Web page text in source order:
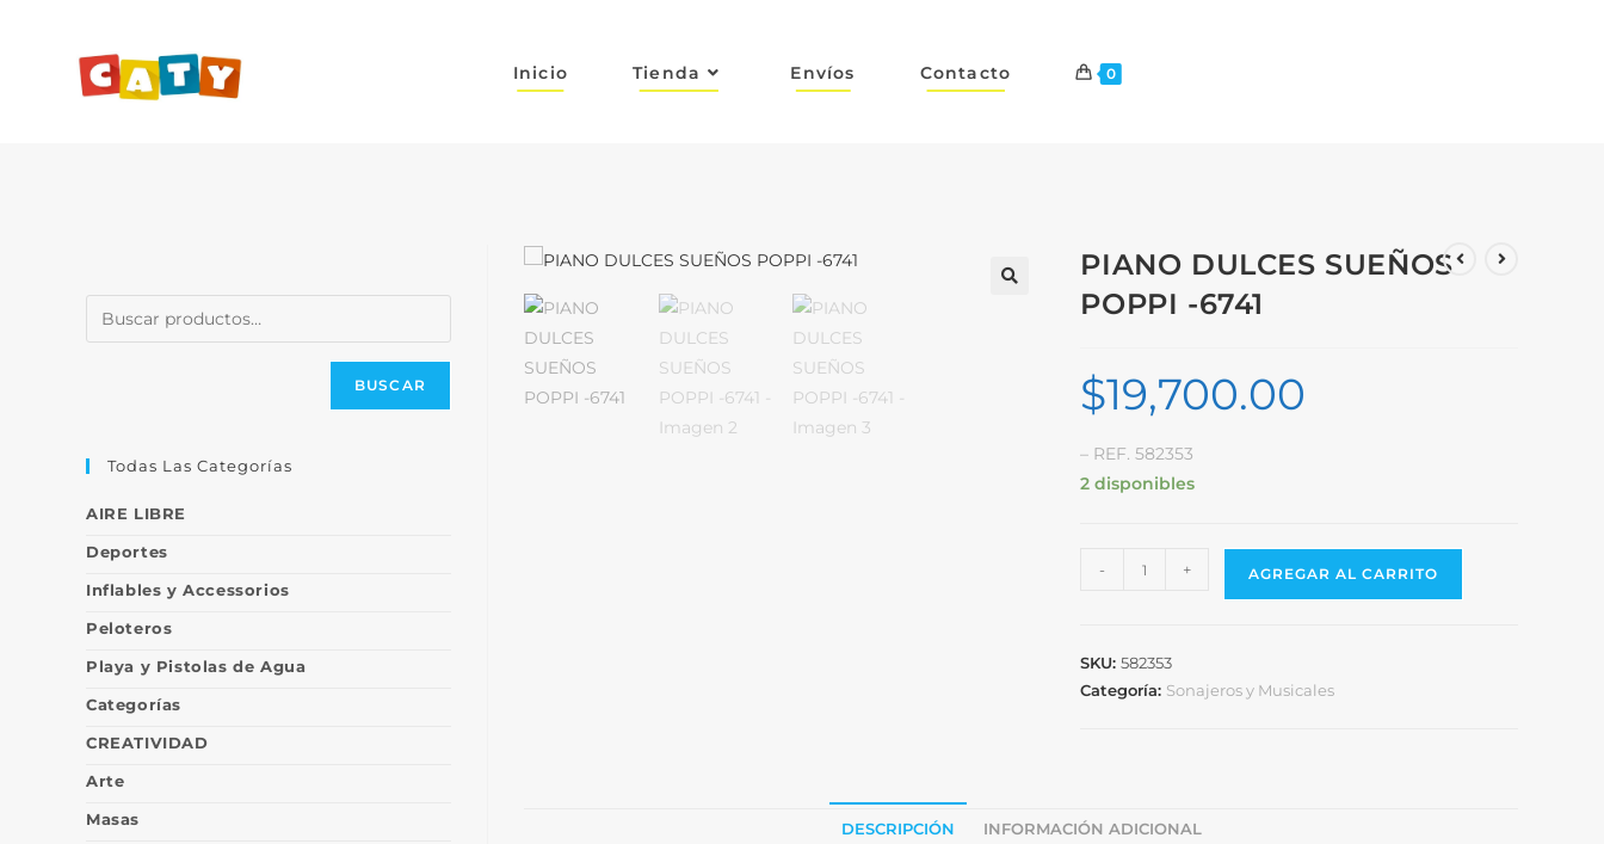
Inicio Tienda Envíos Contacto 0
PIANO DULCES SUEÑOS
POPPI -6741
$19,700.00
– REF. 582353
2 disponibles
- + AGREGAR AL CARRITO
SKU:582353
Categoría: Sonajeros y Musicales
DESCRIPCIÓN INFORMACIÓN ADICIONAL
BUSCAR
Todas Las Categorías
AIRE LIBRE
Deportes
Inflables y Accessorios
Peloteros
Playa y Pistolas de Agua
Categorías
CREATIVIDAD
Arte
Masas